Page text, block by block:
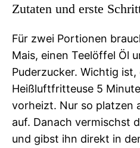
Zutaten und erste
Für zwei Portionen
Mais, einen Teelöffel Öl
Puderzucker. Wichtig ist,
Heißluftfritteuse 5
vorheizt. Nur so platzen
auf. Danach vermischst
und gibst ihn direkt in